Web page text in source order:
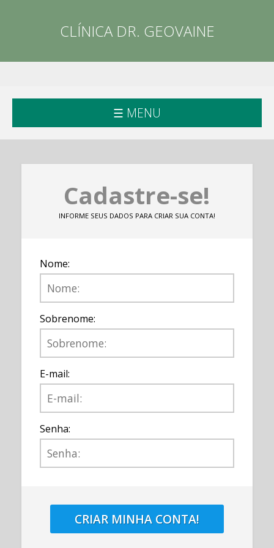
CLÍNICA DR. GEOVAINE
☰ MENU
Cadastre-se!
INFORME SEUS DADOS PARA CRIAR SUA CONTA!
Nome:
Sobrenome:
E-mail:
Senha:
CRIAR MINHA CONTA!